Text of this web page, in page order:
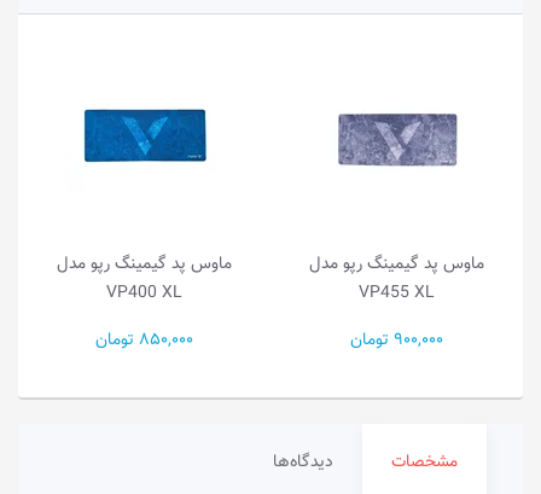
رپو مدل
ماوس پد گیمینگ رپو مدل
ماوس پد
مشخصات دیدگاه‌ها